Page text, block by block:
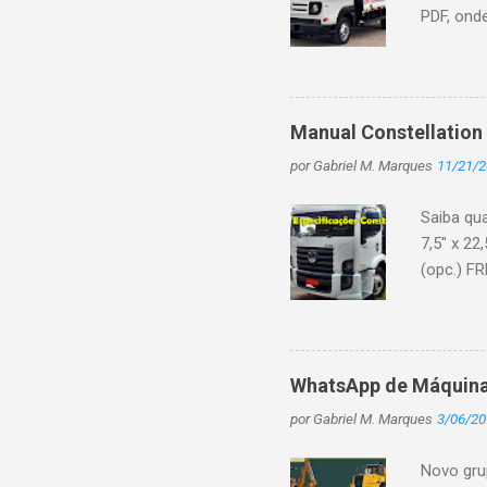
PDF,
Manual
porGabriel M. Marques 11/21/
Saiba
7,5" x
(opc.)
tipo
Ah)
WhatsApp de
porGabriel M. Marques 3/06/
Novo